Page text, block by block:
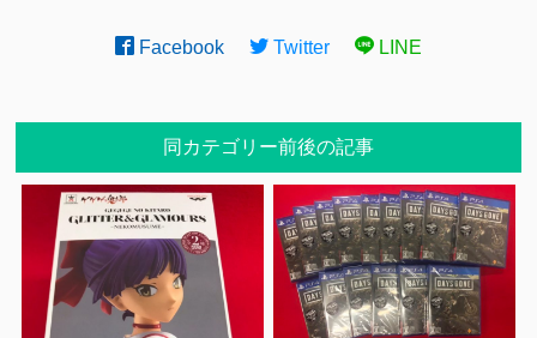
Facebook Twitter LINE
同カテゴリー前後の記事